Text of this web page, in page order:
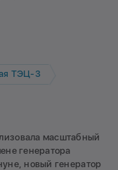
ТЭЦ-3
масштабный
генератора
новый генератор